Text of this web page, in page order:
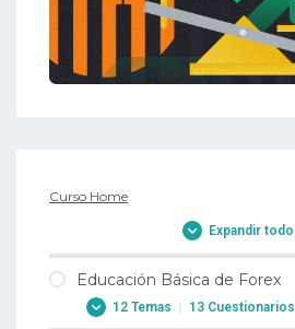
Curso Home
Expandir todo
Educación Básica de Forex
12 Temas | 13 Cuestionarios